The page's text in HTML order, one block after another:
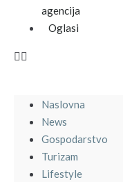
agencija
Oglasi
Naslovna
News
Gospodarstvo
Turizam
Lifestyle